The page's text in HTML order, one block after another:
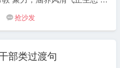
”塑形，焕发文明乡风活力 2.
密干部监督“防护网” 强化思
廉洁开关” 深化联动整治打
 抢沙发
部类过渡句